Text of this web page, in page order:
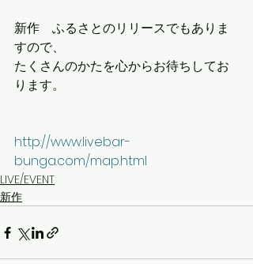
新作　ふるさとのリリースでもありま
すので、
たくさんのかたを心からお待ちしてお
ります。
http://www.livebar-
bunga.com/map.html
LIVE/EVENT
新作